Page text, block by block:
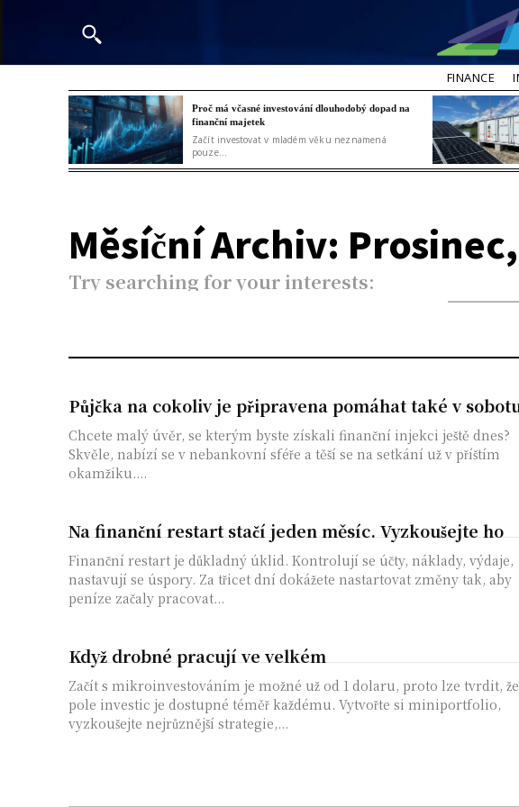
FINANCE
Proč má včasné investování dlouhodobý dopad na
finanční majetek
Začít investovat v mladém věku neznamená
pouze...
Měsíční Archiv:
Try searching for your interests:
Půjčka na cokoliv je připravena pomáhat také v
Chcete malý úvěr, se kterým byste získali finanční injekci ještě dnes?
Skvěle, nabízí se v nebankovní sféře a těší se na setkání už v příštím
okamžiku....
Na finanční restart stačí jeden měsíc. Vyzkoušejte ho
Finanční restart je důkladný úklid. Kontrolují se účty, náklady, výdaje,
nastavují se úspory. Za třicet dní dokážete nastartovat změny tak, aby
peníze začaly pracovat...
Když drobné pracují ve velkém
Začít s mikroinvestováním je možné už od 1 dolaru, proto lze tvrdit, že
pole investic je dostupné téměř každému. Vytvořte si miniportfolio,
vyzkoušejte nejrůznější strategie,...